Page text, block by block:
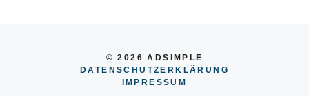
© 2026 ADSIMPLE
DATENSCHUTZERKLÄRUNG
IMPRESSU M